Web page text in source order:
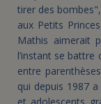
tirer des
aux Petits
Mathis aimerait
l’instant se
entre
qui depuis 1987
et adolescents